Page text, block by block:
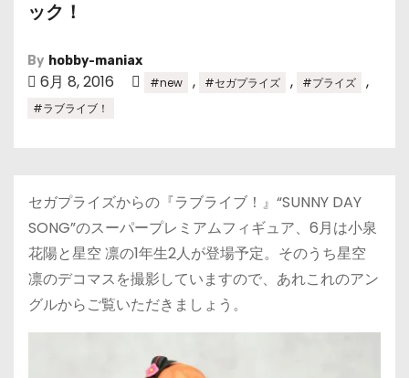
ック！
By hobby-maniax
6月 8, 2016 #new , #セガプライズ , #プライズ ,
#ラブライブ！
セガプライズからの『ラブライブ！』“SUNNY DAY
SONG”のスーパープレミアムフィギュア、6月は小泉
花陽と星空 凛の1年生2人が登場予定。そのうち星空
凛のデコマスを撮影していますので、あれこれのアン
グルからご覧いただきましょう。